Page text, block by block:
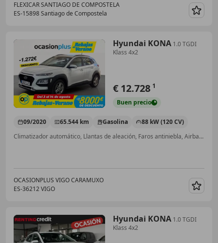
FLEXICAR SANTIAGO DE COMPOSTELA
ES-15898 Santiago de Compostela
Hyundai KONA 1.0 TGDI
Klass 4x2
€ 12.728 1
Buen precio
09/2020 65.544 km Gasolina
88 kW (120 CV)
Climatizador automático, Llantas de aleación, Faros antiniebla, Airbag del conductor, ABS
OCASIONPLUS VIGO CARAMUXO
ES-36212 VIGO
Hyundai KONA 1.0 TGDI
Klass 4x2